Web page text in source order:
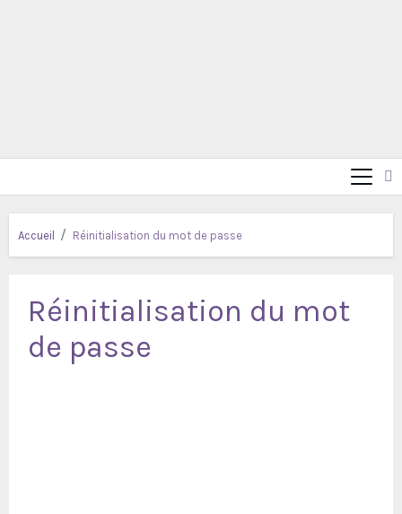
Accueil Réinitialisation du mot de passe
Réinitialisation du mot
de passe